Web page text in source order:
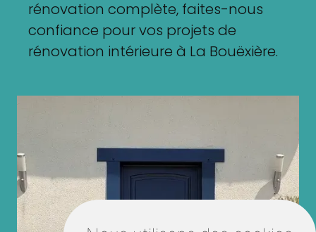
rénovation complète, faites-nous
confiance pour vos projets de
rénovation intérieure à La Bouëxière.